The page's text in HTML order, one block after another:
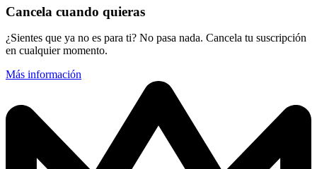
Cancela cuando quieras
¿Sientes que ya no es para ti? No pasa nada. Cancela tu suscripción
en cualquier momento.
Más información